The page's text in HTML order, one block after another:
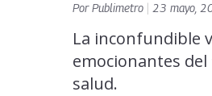
PorPublimetro 23 mayo,
La inconfundible
emocionantes del
salud.